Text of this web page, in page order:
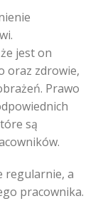
jest on
oraz zdrowie,
Prawo
są
regularnie, a
pracownika.